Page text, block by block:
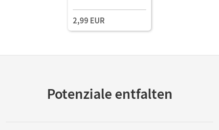
2,99 EUR
Potenziale entfalten